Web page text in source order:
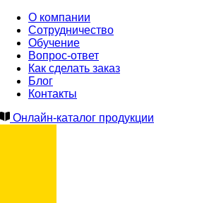
О компании
Сотрудничество
Обучение
Вопрос-ответ
Как сделать заказ
Блог
Контакты
Онлайн-каталог продукции